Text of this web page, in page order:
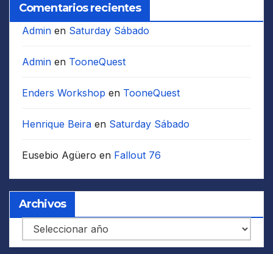
Comentarios recientes
Admin en Saturday Sábado
Admin en TooneQuest
Enders Workshop en TooneQuest
Henrique Beira en Saturday Sábado
Eusebio Agüero en Fallout 76
Archivos
Archivos